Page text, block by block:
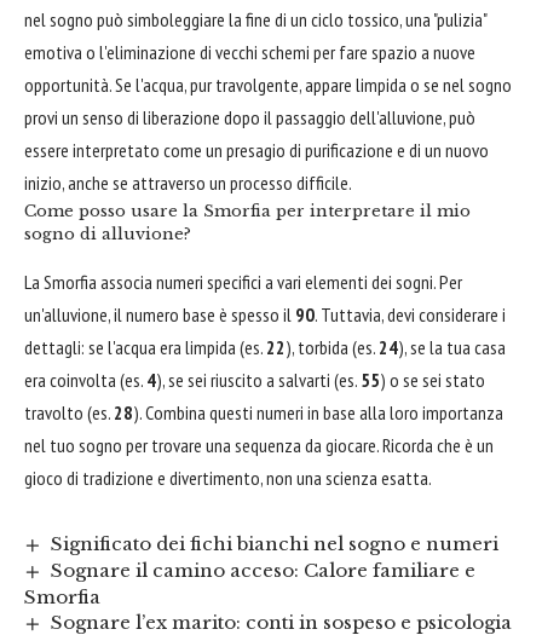
nel sogno può simboleggiare la fine di un ciclo tossico, una "pulizia"
emotiva o l'eliminazione di vecchi schemi per fare spazio a nuove
opportunità. Se l'acqua, pur travolgente, appare limpida o se nel sogno
provi un senso di liberazione dopo il passaggio dell'alluvione, può
essere interpretato come un presagio di purificazione e di un nuovo
inizio, anche se attraverso un processo difficile.
Come posso usare la Smorfia per interpretare il mio
sogno di alluvione?
La Smorfia associa numeri specifici a vari elementi dei sogni. Per
un'alluvione, il numero base è spesso il 90. Tuttavia, devi considerare i
dettagli: se l'acqua era limpida (es. 22), torbida (es. 24), se la tua casa
era coinvolta (es. 4), se sei riuscito a salvarti (es. 55) o se sei stato
travolto (es. 28). Combina questi numeri in base alla loro importanza
nel tuo sogno per trovare una sequenza da giocare. Ricorda che è un
gioco di tradizione e divertimento, non una scienza esatta.
Significato dei fichi bianchi nel sogno e numeri
Sognare il camino acceso: Calore familiare e
Smorfia
Sognare l’ex marito: conti in sospeso e psicologia